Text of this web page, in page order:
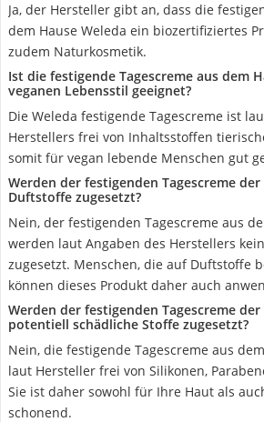
Ja, der Hersteller gibt an, dass die
dem Hause Weleda ein biozertifiziertes
zudem Naturkosmetik.
Ist die festigende Tagescreme aus dem
veganen Lebensstil geeignet?
Die Weleda festigende Tagescreme ist
Herstellers frei von Inhaltsstoffen
somit für vegan lebende Menschen gut
Werden der festigenden Tagescreme der
Duftstoffe zugesetzt?
Nein, der festigenden Tagescreme aus
werden laut Angaben des Herstellers
zugesetzt. Menschen, die auf Duftstoffe
können dieses Produkt daher auch
Werden der festigenden Tagescreme der
potentiell schädliche Stoffe zugesetzt?
Nein, die festigende Tagescreme aus
laut Hersteller frei von Silikonen,
Sie ist daher sowohl für Ihre Haut als
schonend.